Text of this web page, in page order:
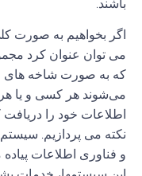
باشند.
اگر بخواهیم به صورت
می توان عنوان کرد
که به صورت شاخه های
میشوند هر کسی و یا هر
اطلاعات خود را دریافت
نکته می پردازیم.
و فناوری اطلاعات